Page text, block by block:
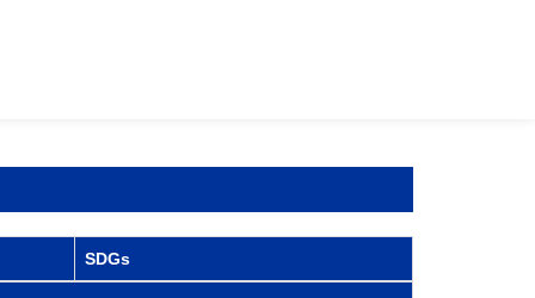
SDGs